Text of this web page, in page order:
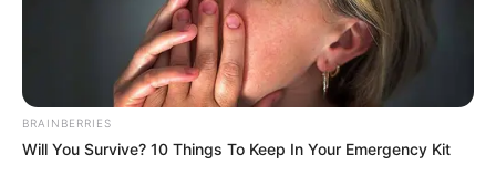
BRAINBERRIES
Will You Survive? 10 Things To Keep In Your Emergency Kit